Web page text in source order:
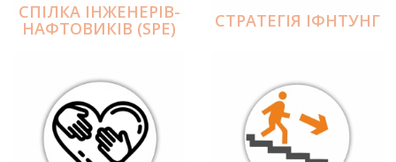
СПІЛКА ІНЖЕНЕРІВ-
НАФТОВИКІВ (SPE) СТРАТЕГІЯ ІФНТУНГ